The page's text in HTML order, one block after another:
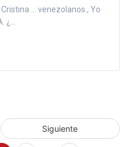
... venezolanos., Yo
Siguiente